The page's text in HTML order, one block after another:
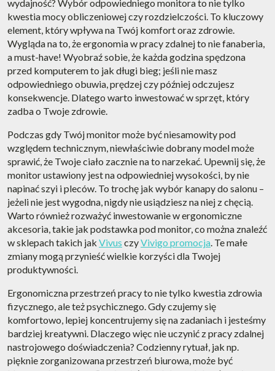
wydajność? Wybór odpowiedniego monitora to nie tylko
kwestia mocy obliczeniowej czy rozdzielczości. To kluczowy
element, który wpływa na Twój komfort oraz zdrowie.
Wygląda na to, że ergonomia w pracy zdalnej to nie fanaberia,
a must-have! Wyobraź sobie, że każda godzina spędzona
przed komputerem to jak długi bieg; jeśli nie masz
odpowiedniego obuwia, prędzej czy później odczujesz
konsekwencje. Dlatego warto inwestować w sprzęt, który
zadba o Twoje zdrowie.
Podczas gdy Twój monitor może być niesamowity pod
względem technicznym, niewłaściwie dobrany model może
sprawić, że Twoje ciało zacznie na to narzekać. Upewnij się, że
monitor ustawiony jest na odpowiedniej wysokości, by nie
napinać szyi i pleców. To trochę jak wybór kanapy do salonu –
jeżeli nie jest wygodna, nigdy nie usiądziesz na niej z chęcią.
Warto również rozważyć inwestowanie w ergonomiczne
akcesoria, takie jak podstawka pod monitor, co można znaleźć
w sklepach takich jak Vivus czyVivigo promocja . Te małe
zmiany mogą przynieść wielkie korzyści dla Twojej
produktywności.
Ergonomiczna przestrzeń pracy to nie tylko kwestia zdrowia
fizycznego, ale też psychicznego. Gdy czujemy się
komfortowo, lepiej koncentrujemy się na zadaniach i jesteśmy
bardziej kreatywni. Dlaczego więc nie uczynić z pracy zdalnej
nastrojowego doświadczenia? Codzienny rytuał, jak np.
pięknie zorganizowana przestrzeń biurowa, może być